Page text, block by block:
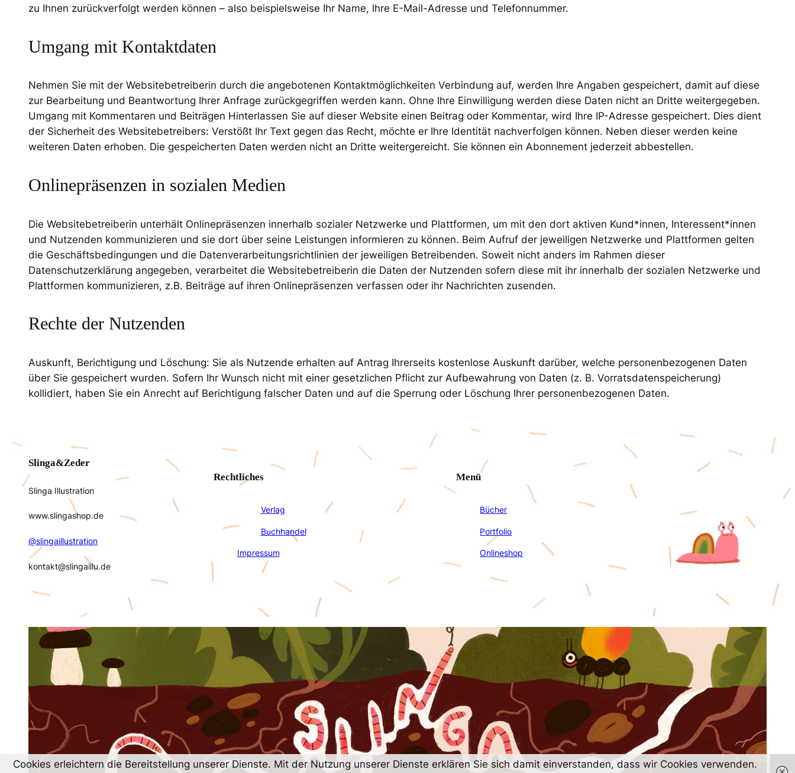
zu Ihnen zurückverfolgt werden können – also beispielsweise Ihr Name, Ihre E-Mail-Adresse und Telefonnummer.
Umgang mit Kontaktdaten
Nehmen Sie mit der Websitebetreiberin durch die angebotenen Kontaktmöglichkeiten Verbindung auf, werden Ihre Angaben gespeichert, damit auf diese
zur Bearbeitung und Beantwortung Ihrer Anfrage zurückgegriffen werden kann. Ohne Ihre Einwilligung werden diese Daten nicht an Dritte weitergegeben.
Umgang mit Kommentaren und Beiträgen Hinterlassen Sie auf dieser Website einen Beitrag oder Kommentar, wird Ihre IP-Adresse gespeichert. Dies dient
der Sicherheit des Websitebetreibers: Verstößt Ihr Text gegen das Recht, möchte er Ihre Identität nachverfolgen können. Neben dieser werden keine
weiteren Daten erhoben. Die gespeicherten Daten werden nicht an Dritte weitergereicht. Sie können ein Abonnement jederzeit abbestellen.
Onlinepräsenzen in sozialen Medien
Die Websitebetreiberin unterhält Onlinepräsenzen innerhalb sozialer Netzwerke und Plattformen, um mit den dort aktiven Kund*innen, Interessent*innen
und Nutzenden kommunizieren und sie dort über seine Leistungen informieren zu können. Beim Aufruf der jeweiligen Netzwerke und Plattformen gelten
die Geschäftsbedingungen und die Datenverarbeitungsrichtlinien der jeweiligen Betreibenden. Soweit nicht anders im Rahmen dieser
Datenschutzerklärung angegeben, verarbeitet die Websitebetreiberin die Daten der Nutzenden sofern diese mit ihr innerhalb der sozialen Netzwerke und
Plattformen kommunizieren, z.B. Beiträge auf ihren Onlinepräsenzen verfassen oder ihr Nachrichten zusenden.
Rechte der Nutzenden
Auskunft, Berichtigung und Löschung: Sie als Nutzende erhalten auf Antrag Ihrerseits kostenlose Auskunft darüber, welche personenbezogenen Daten
über Sie gespeichert wurden. Sofern Ihr Wunsch nicht mit einer gesetzlichen Pflicht zur Aufbewahrung von Daten (z. B. Vorratsdatenspeicherung)
kollidiert, haben Sie ein Anrecht auf Berichtigung falscher Daten und auf die Sperrung oder Löschung Ihrer personenbezogenen Daten.
Slinga&Zeder
Slinga Illustration
www.slingashop.de
@slingaillustration
kontakt@slingaillu.de
Rechtliches
Verlag
Buchhandel
Impressum
Menü
Bücher
Portfolio
Onlineshop
Cookies erleichtern die Bereitstellung unserer Dienste. Mit der Nutzung unserer Dienste erklären Sie sich damit einverstanden, dass wir Cookies verwenden.